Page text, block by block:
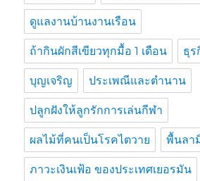
ดูแลงานบ้านงานเรือน
ถ้ากินผักสีเขียวทุกมื้อ 1 เดือน ธุร
บุญเจริญ ประเพณีและตำนาน
ปลูกฝังให้ลูกรักการเล่นกีฬา
ผลไม้ที่คนเป็นโรคไตวาย พื้นลา
ภาวะเงินเฟ้อ ของประเทศเยอรมัน